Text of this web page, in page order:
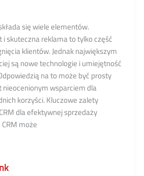
się wiele elementów.
i skuteczna reklama to tylko część
klientów. Jednak największym
są nowe technologie i umiejętność
na to może być prosty
nieocenionym wsparciem dla
korzyści. Kluczowe zalety
dla efektywnej sprzedaży
może